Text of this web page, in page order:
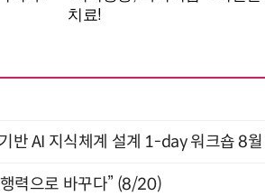
반 AI 지식체계 설계 1-day 워크숍 8월
력으로 바꾸다” (8/20)